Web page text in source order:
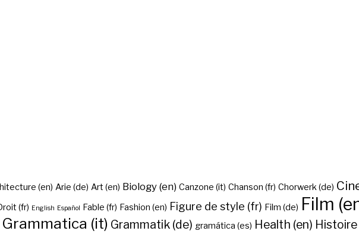
(en) Arie (de) Art (en) Biology (en) Canzone (it) Chanson (fr) Chorwerk (de)
(fr) English Español Fable (fr) Fashion (en) Figure de style (fr) Film (de) Film
Grammatica (it) Grammatik (de) gramática (es) Health (en)